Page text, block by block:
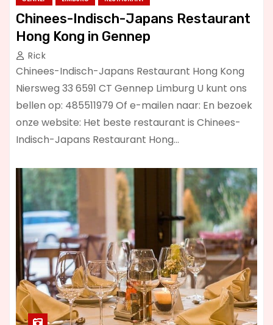
Chinees-Indisch-Japans Restaurant
Hong Kong in Gennep
Rick
Chinees-Indisch-Japans Restaurant Hong Kong
Niersweg 33 6591 CT Gennep Limburg U kunt ons
bellen op: 485511979 Of e-mailen naar: En bezoek
onze website: Het beste restaurant is Chinees-
Indisch-Japans Restaurant Hong…